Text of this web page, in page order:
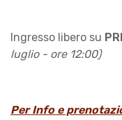
Ingresso libero su
luglio - ore 12:00)
Per Info e